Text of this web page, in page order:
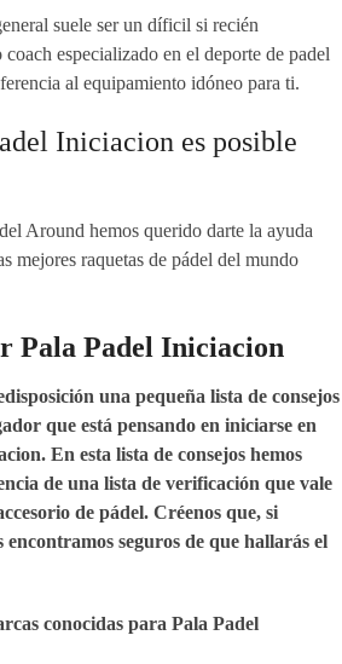
suele ser un díficil si recién
especializado en el deporte de padel
al equipamiento idóneo para ti.
Iniciacion es posible
Around hemos querido darte la ayuda
mejores raquetas de pádel del mundo
Pala Padel Iniciacion
una pequeña lista de consejos
que está pensando en iniciarse en
En esta lista de consejos hemos
de una lista de verificación que vale
de pádel. Créenos que, si
seguros de que hallarás el
conocidas para Pala Padel